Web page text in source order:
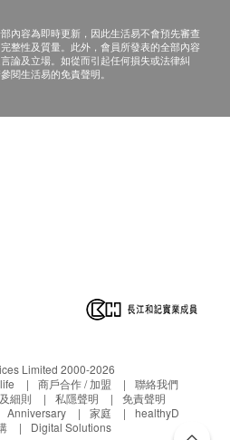
內容為即時更新，因此生活易不會預先審查
整性及質量。此外，會員所發表的全部內容
論及立場。如從而引起任何損失或法律糾
閱生活易的免責聲明。
Limited 2000-2026
商戶合作 / 加盟
聯絡我們
細則 私隱聲明
免責聲明
Anniversary 家庭
healthyD
Digital Solutions